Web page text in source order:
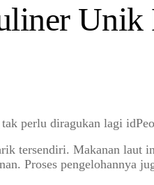
Unik
perlu diragukan lagi
tersendiri. Makanan laut
Proses pengelohannya